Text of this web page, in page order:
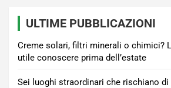
ULTIME PUBBLICAZIONI
Creme solari, filtri minerali o chimici?
utile conoscere prima dell’estate
Sei luoghi straordinari che rischiano di